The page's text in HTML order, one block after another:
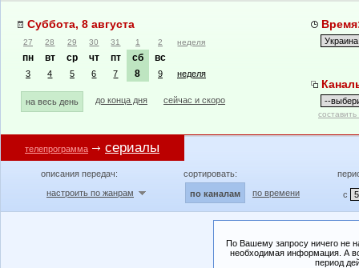
Суббота, 8 августа
27 28 29 30 31 1 2 неделя
пн вт ср чт пт сб вс
3 4 5 6 7 8 9 неделя
на весь день до конца дня сейчас и скоро
телепрограмма сериалы
описания передач:
настроить по жанрам
сортировать:
по каналам по времени с
По Вашему запросу ничего не
необходимая информация. А
период